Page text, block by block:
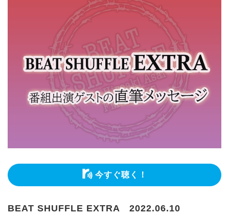
今すぐ聴く！
BEAT SHUFFLE EXTRA 2022.06.10